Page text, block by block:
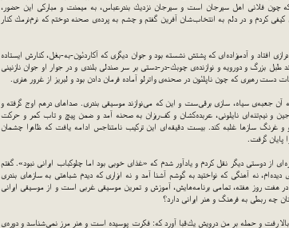
چون فلانی اهل سیرجان است و سیرجان نزدیك بندرعباس، به میمنت و مباركی این حضور،
كردم و در دلم به انتخاب‌شان آفرین گفتم و چشم به پرده‌ی صحنه دوختم كه نرم‌نرمك كنار
افتاد و آدمیزاده‌ای كه پشتش نشسته بود و جوان دیگری كه آكاردئون-به-بغل، كنارش ایستاده
بزرگ و دورویه و نوازنده‌ی چوبك-در-دستی بر سر صندلی بلندی و در جوار او جوان نازنینی
رهبری كه چون ناپلئون در صحنه‌ی واترلو آماده فرمان دادن بود و لبریز از غرور هنری.
آن جعبه‌ی سیاه، سازی برقی‌ست و این كه می‌نوازند موسیقی بندری. صداهای درهم اوج گرفته و
جین و نیم‌تنه‌ای نایلونی، عربده‌كشان و كف‌ریزان به صحنه آمد و ضمن پیچ و تاب كمر و حركت
غرنگ سازها غلبه كند. بیست دقیقه‌ای این تركیب نامتناجس ادامه یافت كه ظاهرا چشمان
پایان گرفت.
دوستی دیگر نقل كردم و یادآور شدم كه «غذای خوبی بود اما چلوكباب ایرانی نبود». گفتم
نه آهنگی كه نواختید به گوشم آشنا آمد و نه ابزاری كه دیدم شباهتی به سازهای بندری
هفت روز هفته، تمامی برنامه‌هایش، آموزش و تمرین موسیقی غربی است و از موسیقی ایرانی
چه ربطی به فرهنگ و هنر ایرانی دارد؟
بالا رفت و حمله بر من درویش یك‌قبا آورد كه: فكرت پوسیده است و هنر مرز نمی‌شناسد و دوره‌ی